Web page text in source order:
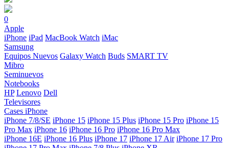
0
Apple
iPhone iPad MacBook Watch iMac
Samsung
Equipos Nuevos Galaxy Watch Buds SMART TV
Mibro
Seminuevos
Notebooks
HP Lenovo Dell
Televisores
Cases iPhone
iPhone 7/8/SE iPhone 15 iPhone 15 Plus iPhone 15 Pro iPhone 15
Pro Max iPhone 16 iPhone 16 Pro iPhone 16 Pro Max
iPhone 16E iPhone 16 Plus iPhone 17 iPhone 17 Air iPhone 17 Pro